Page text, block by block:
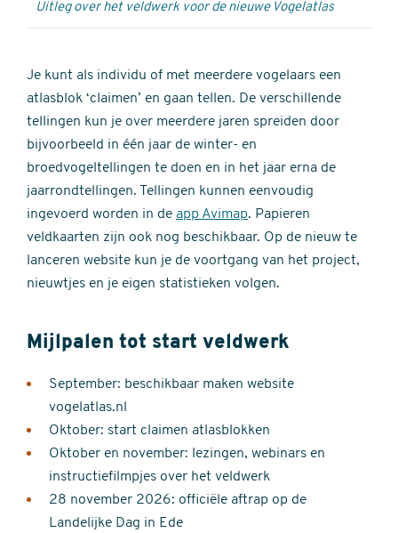
Uitleg over het veldwerk voor de nieuwe Vogelatlas
Je kunt als individu of met meerdere vogelaars een
atlasblok ‘claimen’ en gaan tellen. De verschillende
tellingen kun je over meerdere jaren spreiden door
bijvoorbeeld in één jaar de winter- en
broedvogeltellingen te doen en in het jaar erna de
jaarrondtellingen. Tellingen kunnen eenvoudig
ingevoerd worden in de app Avimap. Papieren
veldkaarten zijn ook nog beschikbaar. Op de nieuw te
lanceren website kun je de voortgang van het project,
nieuwtjes en je eigen statistieken volgen.
Mijlpalen tot start veldwerk
September: beschikbaar maken website
vogelatlas.nl
Oktober: start claimen atlasblokken
Oktober en november: lezingen, webinars en
instructiefilmpjes over het veldwerk
28 november 2026: officiële aftrap op de
Landelijke Dag in Ede